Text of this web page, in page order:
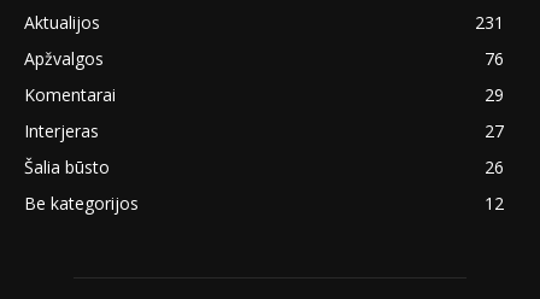
Aktualijos
231
Apžvalgos
76
Komentarai
29
Interjeras
27
Šalia būsto
26
Be kategorijos
12